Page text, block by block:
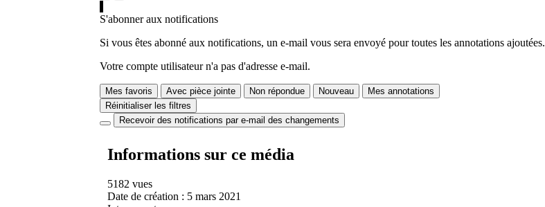
S'abonner aux notifications
Si vous êtes abonné aux notifications, un e-mail vous sera envoyé pour toutes les annotations ajoutées.
Votre compte utilisateur n'a pas d'adresse e-mail.
Mes favoris Avec pièce jointe Non répondue Nouveau
Mes annotations
Réinitialiser les filtres
Recevoir des notifications par e-mail des changements
Informations sur ce média
5182 vues
Date de création : 5 mars 2021